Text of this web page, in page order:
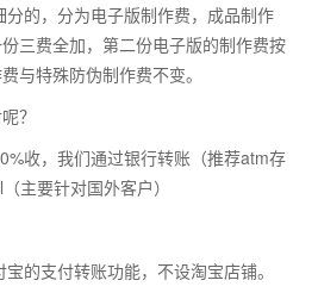
的，分为电子版制作费，成品制作
三费全加，第二份电子版的制作费按
与特殊防伪制作费不变。
？
收，我们通过银行转账（推荐atm存
主要针对国外客户）
的支付转账功能，不设淘宝店铺。